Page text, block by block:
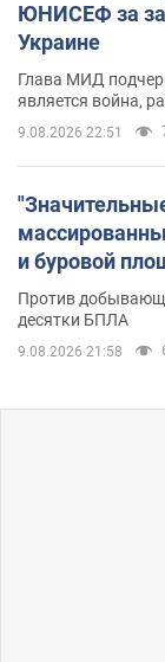
ЮНИСЕФ за
Украине
Глава МИД
является война,
9.08.2026 22:51
и буровой
Против
десятки БПЛА
9.08.2026 21:58